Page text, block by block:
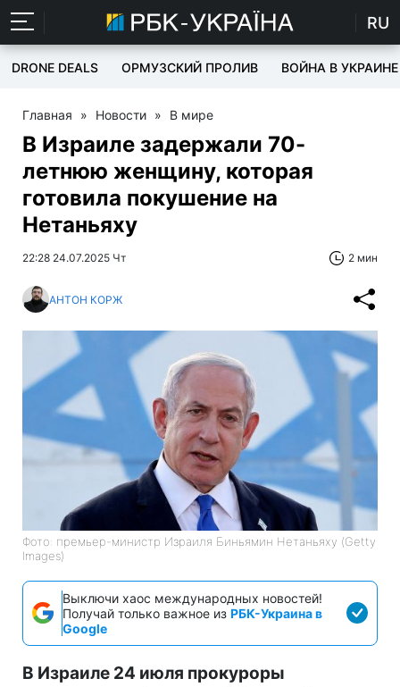
RU
DRONE DEALS ОРМУЗСКИЙ ПРОЛИВ ВОЙНА В УКРАИНЕ
Главная » Новости » В мире
В Израиле задержали 70-
летнюю женщину, которая
готовила покушение на
Нетаньяху
22:28 24.07.2025 Чт 2 мин
АНТОН КОРЖ
Фото: премьер-министр Израиля Биньямин Нетаньяху (Getty
Images)
Выключи хаос международных новостей!
Получай только важное из РБК-Украина в
Google
В Израиле 24 июля прокуроры